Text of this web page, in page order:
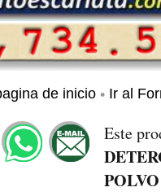
de inicio • Ir al
Este